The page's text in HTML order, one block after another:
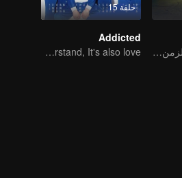
رحلة السفر عبر الزمن لقاو ويقوانغ وليانغ جينغكانغ
حلقة 15
Addicted
You don't understand, It's also love